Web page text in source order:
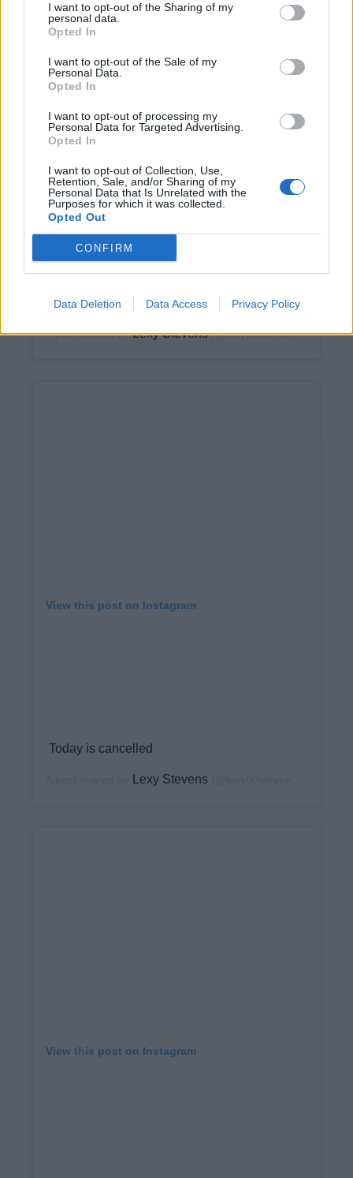
I want to opt-out of the Sharing of my
personal data.
Opted In
I want to opt-out of the Sale of my
Personal Data.
Opted In
I want to opt-out of processing my
Personal Data for Targeted Advertising.
Opted In
I want to opt-out of Collection, Use,
Retention, Sale, and/or Sharing of my
Personal Data that Is Unrelated with the
Purposes for which it was collected.
Opted Out
CONFIRM
Data Deletion Data Access Privacy Policy
View this post on Instagram
@saraandmaiko
A post shared byLexy Stevens(@lexy00stevens) on Nov
View this post on Instagram
Today is cancelled
Lexy Stevens(@lexy00stevens) on
View this post on Instagram